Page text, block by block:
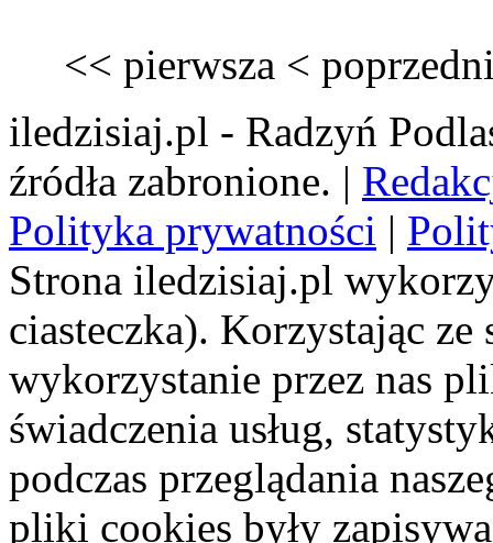
<< pierwsza <
iledzisiaj.pl - Radzyń
źródła zabronione. |
Polityka prywatności |
Strona iledzisiaj.pl
ciasteczka). Korzystając
wykorzystanie przez nas
świadczenia usług,
podczas przeglądania
pliki cookies były